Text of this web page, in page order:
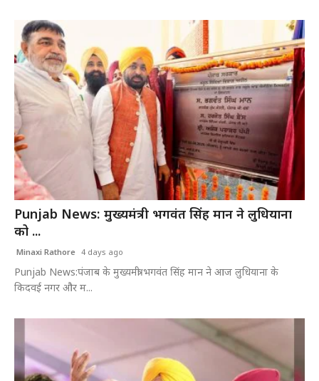
Punjab News: मुख्यमंत्री भगवंत सिंह मान ने लुधियाना
को ...
Minaxi Rathore 4 days ago
Punjab News:पंजाब के मुख्यमंत्री भगवंत सिंह मान ने आज लुधियाना के
किदवई नगर और म...